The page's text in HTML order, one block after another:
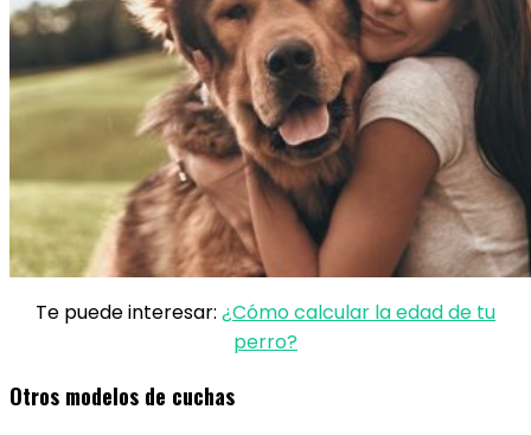
Te puede interesar: ¿Cómo calcular la edad de tu
perro?
Otros modelos de cuchas